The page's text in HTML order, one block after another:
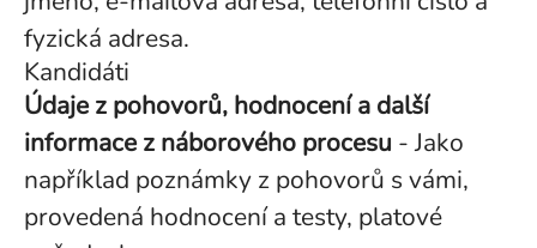
fyzická adresa.
Kandidáti
Údaje z pohovorů, hodnocení a další
informace z náborového procesu - Jako
například poznámky z pohovorů s vámi,
provedená hodnocení a testy, platové